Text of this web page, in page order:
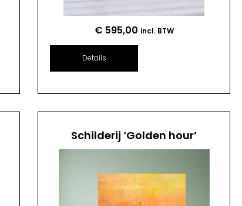
€ 595,00 incl. BTW
Details
Schilderij ‘Golden hour’